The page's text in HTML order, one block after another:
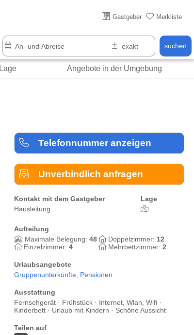
Gastgeber Merkliste
suchen
Über 25 Jahre online
Lage Angebote in der Umgebung
Telefonnummer anzeigen
Unverbindlich anfragen
Kontakt mit dem Gastgeber
Hausleitung
Lage
Aufteilung
Maximale Belegung: 48 Doppelzimmer: 12
Einzelzimmer: 4 Mehrbettzimmer:2
Urlaubsangebote
Gruppenunterkünfte, Pensionen
Ausstattung
Fernsehgerät · Frühstück · Internet, Wlan, Wifi ·
Kinderbett · Urlaub mit Kindern · Schöne Aussicht
Teilen auf